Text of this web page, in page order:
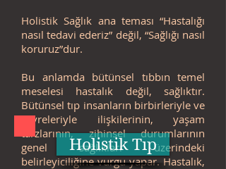
Holistik Sağlık ana teması “Hastalığı
nasıl tedavi ederiz” değil, “Sağlığı nasıl
koruruz”dur.
Bu anlamda bütünsel tıbbın temel
meselesi hastalık değil, sağlıktır.
Bütünsel tıp insanların birbirleriyle ve
çevreleriyle ilişkilerinin, yaşam
tarzlarının, zihinsel durumlarının
genel sağlıkları üzerindeki
belirleyiciliğine vurgu yapar. Hastalık,
Holistik Tıp